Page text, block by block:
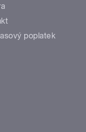
poplatek